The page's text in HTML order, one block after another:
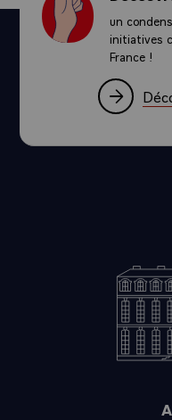
un
initiatives
France !